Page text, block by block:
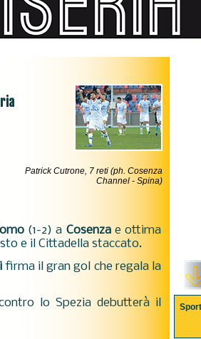
Patrick Cutrone, 7 reti (ph. Cosenza
Channel - Spina)
(1-2) a Cosenzae ottima
e il Cittadella staccato.
firma il gran gol che regala la
lo Spezia debutterà il
Sport